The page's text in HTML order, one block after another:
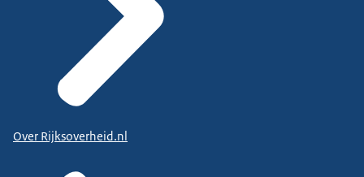
Over Rijksoverheid.nl